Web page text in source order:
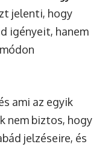
jelenti, hogy
igényeit, hanem
ami az egyik
nem biztos, hogy
jelzéseire, és